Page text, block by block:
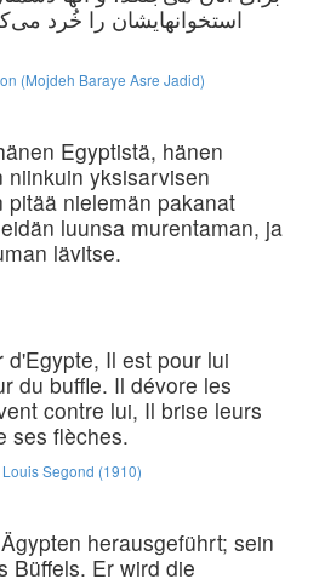
استخوانهایشان را خُرد
(Mojdeh Baraye Asre Jadid)
Egyptistä, hänen
niinkuin yksisarvisen
pitää nielemän pakanat
luunsa murentaman, ja
lävitse.
d'Egypte, Il est pour lui
du buffle. Il dévore les
contre lui, Il brise leurs
ses flèches.
Segond (1910)
herausgeführt; sein
Büffels. Er wird die